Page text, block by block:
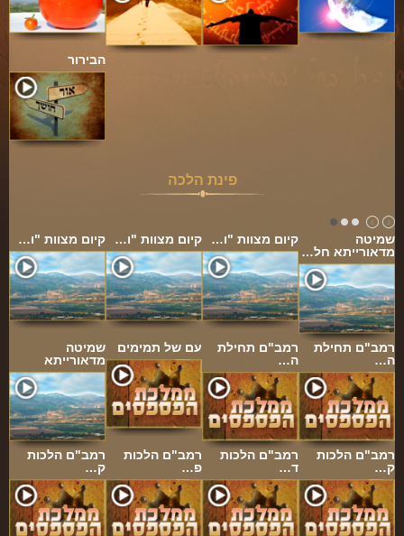
הבירור
פינת הלכה
קיום מצוות "ו… קיום מצוות "ו… קיום מצוות "ו…
שמיטה
מדאורייתא חל…
שמיטה
מדאורייתא
עם של תמימים
רמב"ם תחילת
ה…
רמב"ם תחילת
ה…
רמב"ם הלכות
ק…
רמב"ם הלכות
פ…
רמב"ם הלכות
ד…
רמב"ם הלכות
ק…